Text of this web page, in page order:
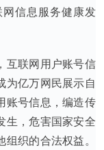
信息服务健康发
互联网用户账号信
为亿万网民展示自
账号信息，编造传
生，危害国家安全
织的合法权益。